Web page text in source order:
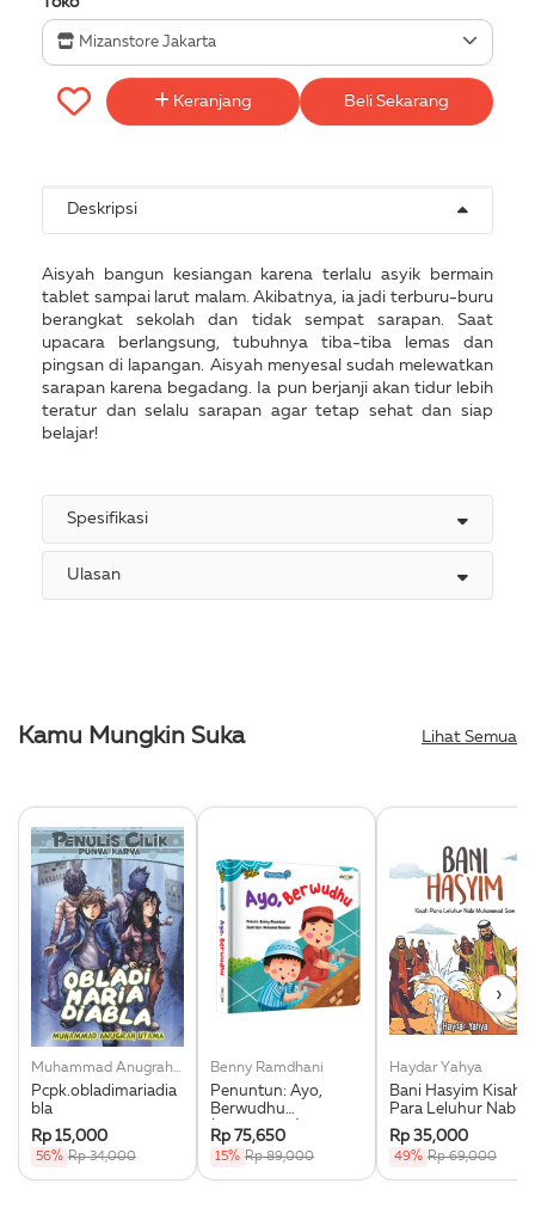
Mizanstore Jakarta
Keranjang Beli Sekarang
Deskripsi
Aisyah bangun kesiangan karena terlalu asyik bermain
tablet sampai larut malam. Akibatnya, ia jadi terburu-buru
berangkat sekolah dan tidak sempat sarapan. Saat
upacara berlangsung, tubuhnya tiba-tiba lemas dan
pingsan di lapangan. Aisyah menyesal sudah melewatkan
sarapan karena begadang. Ia pun berjanji akan tidur lebih
teratur dan selalu sarapan agar tetap sehat dan siap
belajar!
Spesifikasi
Ulasan
Kamu Mungkin Suka Lihat Semua
Muhammad Anugrah Utama
Pcpk.obladimariadia
bla
Rp 15,000
56% Rp 34,000
Benny Ramdhani
Penuntun: Ayo,
Berwudhu
(Boardbook)
Rp 75,650
15% Rp 89,000
Haydar Yahya
Bani Hasyim Kisah
Para Leluhur Nabi
Muhammad Saw.
Rp 35,000
49% Rp 69,000
›